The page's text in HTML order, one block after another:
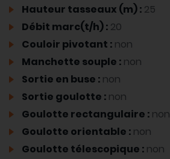
Hauteur tasseaux (m) : 25
Débit marc(t/h) : 20
Couloir pivotant : non
Manchette souple : non
Sortie en buse : non
Sortie goulotte : non
Goulotte rectangulaire : non
Goulotte orientable : non
Goulotte télescopique : non